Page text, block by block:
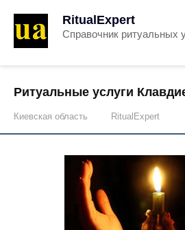
RitualExpert
Справочник ритуальных
Ритуальные услуги
Киевская область RitualExpert